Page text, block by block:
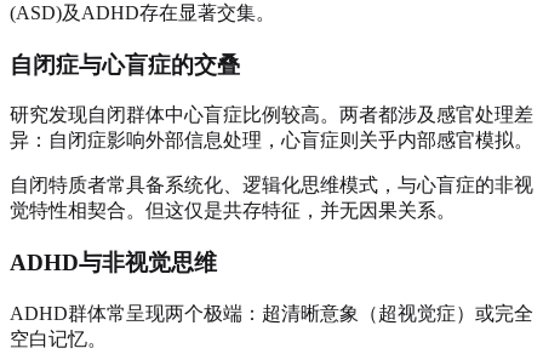
(ASD)及ADHD存在显著交集。
自闭症与心盲症的交叠
研究发现自闭群体中心盲症比例较高。两者都涉及感官处理差
异：自闭症影响外部信息处理，心盲症则关乎内部感官模拟。
自闭特质者常具备系统化、逻辑化思维模式，与心盲症的非视
觉特性相契合。但这仅是共存特征，并无因果关系。
ADHD与非视觉思维
ADHD群体常呈现两个极端：超清晰意象（超视觉症）或完全
空白记忆。